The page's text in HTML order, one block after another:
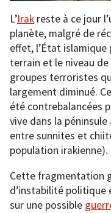
L’Irak reste à ce jour
planète, malgré de
effet, l’État islamique
terrain et le niveau
groupes terroristes
largement diminué.
été contrebalancées
vive dans la
entre sunnites et
population irakienne).
Cette fragmentation
d’instabilité politique
sur une possible